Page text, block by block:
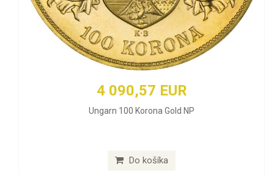
4 090,57 EUR
Ungarn 100 Korona Gold NP
Do košíka